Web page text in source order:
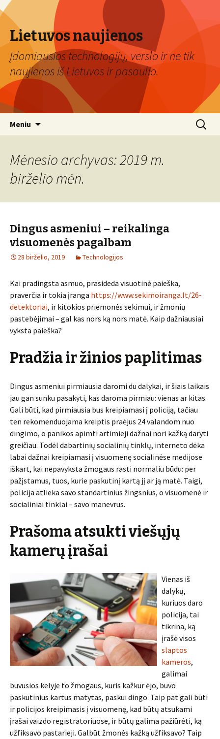
Lietuvos naujienos
Įdomiausios technologijų, verslo ir ne tik
naujienos iš Lietuvos ir pasaulio.
Meniu Ieškoti:
Mėnesio archyvas: 2019 m.
birželio mėn.
Dingus asmeniui – reikalinga
visuomenės pagalbam
28 birželio, 2019 Technologijos
Kai pradingsta asmuo, prasideda visuotinė paieška,
praverčia ir tokia įranga https://www.sekimoiranga.lt/26-
detektoriai, ir kitokios priemonės sekimui, ir žmonių
pastebėjimai – gal kas nors ką nors matė. Kaip dažniausiai
vyksta paieška?
Pradžia ir žinios paplitimas
Dingus asmeniui pirmiausia daromi du dalykai, ir šiais laikais
jau gan sunku pasakyti, kas daroma pirmiau: vienas ar kitas.
Gali būti, kad pirmiausia bus kreipiamasi į policiją, tačiau
ten rekomenduojama kreiptis praėjus 24 valandom nuo
dingimo, o panikos apimti artimieji dažnai nori kažką daryti
greičiau. Todėl dabartinių socialinių tinklų, interneto dėka
labai dažnai kreipiamasi į visuomenę socialinėse medijose
iškart, kai nepavyksta žmogaus rasti normaliu būdu: per
pažįstamus, tuos, kurie paskutinį kartą jį ar ją matė. Taigi,
policija atlieka savo standartinius žingsnius, o visuomenė ir
socialiniai tinklai – savo manevrus.
Prašoma atsukti viešųjų
kamerų įrašai
Vienas iš
dalykų,
kuriuos daro
policija, tai
tikrina, ką
įrašė visos
slaptos
kameros,
galimai
buvusios kelyje to žmogaus, kuris kažkur ėjo, buvo
paskutinius kartus matytas, paskui dingo. Taip pat gali būti
ir policijos kreipimasis į visuomenę, kad būtų atsukami
įrašai vaizdo registratoriuose, ir būtų galima pažiūrėti, ką
užfiksavo pastarieji. Galbūt žmonės kažką užfiksavo? Taip